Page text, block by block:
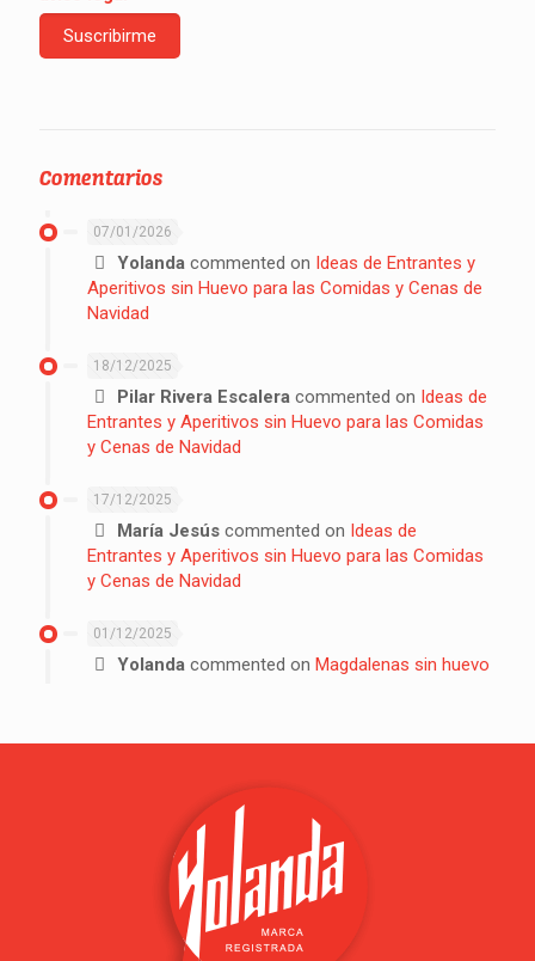
Comentarios
07/01/2026
Yolanda commented on Ideas de Entrantes y
Aperitivos sin Huevo para las Comidas y Cenas de
Navidad
18/12/2025
Pilar Rivera Escalera commented on Ideas de
Entrantes y Aperitivos sin Huevo para las Comidas
y Cenas de Navidad
17/12/2025
María Jesús commented on Ideas de
Entrantes y Aperitivos sin Huevo para las Comidas
y Cenas de Navidad
01/12/2025
Yolanda commented on Magdalenas sin huevo